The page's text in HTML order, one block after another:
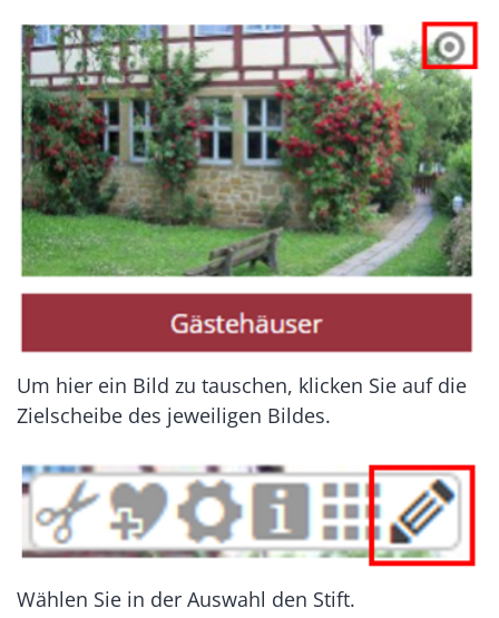
Um hier ein Bild zu tauschen, klicken Sie auf die
Zielscheibe des jeweiligen Bildes.
Wählen Sie in der Auswahl den Stift.